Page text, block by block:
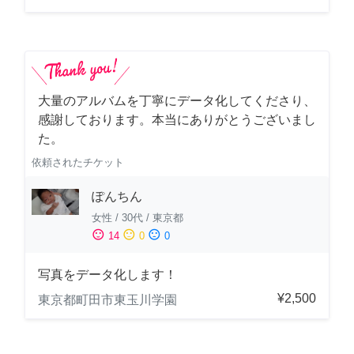
大量のアルバムを丁寧にデータ化してくださり、
感謝しております。本当にありがとうございまし
た。
依頼されたチケット
ぽんちん
女性 / 30代 / 東京都
sentiment_satisfied 14 sentiment_neutral 0 sentiment_dissatisfied 0
写真をデータ化します！
東京都町田市東玉川学園
¥2,500